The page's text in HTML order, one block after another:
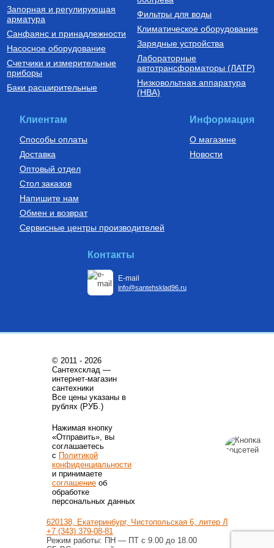
Котлы газовые настенные
Котел газовый настенный
одноконтурный Vitabel HF 32
63 890Руб.
Купить
Дымоходы для котлов DN 80
(традиционные)
Элемент дымохода DN80
Руб.
Купить
Бойлеры (водонагреватели
Водонагреватель косвенного
нагрева напольный из
нержавеющей стали STINOX F
200 л., арт.: 805F0020
Установки канализационные
33 170
Трубы из сшитого полиэтилена
полиэтилена с барьерным
слоем EVOH, тип PE-Xa
25(3,5) бухта 50 м,
VA2535.3.C.050
Руб.
Купить
Запорная и регулирующая
арматура
Санфаянс и принадлежности
Насосное оборудование
Счетчики и измерительные
приборы
Баки расширительные
Фильтры для воды
Климатическое оборудование
Зарядные устройства
Лабораторные
автотрансформаторы (ЛАТР)
Низковольтная аппаратура
(НВА)
Клиентам
Способы оплаты
Доставка
Оптовый отдел
Стол заказов
Напишите нам
Обмен и возврат
Сервисные центры производителей
Информация
О магазине
Новости
Контакты
E-mail
info@santehsklad96.ru
© 2011 - 2026
Сантехсклад —
интернет-магазин
сантехники
Все цены указаны в
рублях (РУБ.)
Нажимая кнопку
«Отправить», вы
соглашаетесь
с Политикой
конфиденциальности
и принимаете
соглашениеоб
обработке
персональных данных
620138, Екатеринбург, Чистопольская 6, литер Л
+7 (343) 379-08-81
Режим работы: ПН — ПТ с 9.00 до 18.00